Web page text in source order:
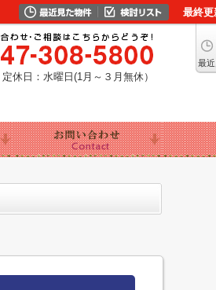
最終更
最
定休日：水曜日(1月～３月無休）